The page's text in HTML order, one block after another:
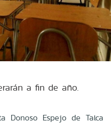
a fin de año.
Donoso Espejo de Talca